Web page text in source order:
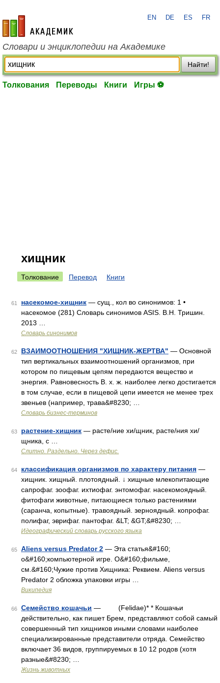
academic.ru
EN DE ES FR
Словари и энциклопедии на Академике
Найти!
Толкования Переводы Книги Игры ⚽
хищник
Толкование Перевод Книги
61 насекомое-хищник — сущ., кол во синонимов: 1 •
насекомое (281) Словарь синонимов ASIS. В.Н. Тришин.
2013 …
Словарь синонимов
62 ВЗАИМООТНОШЕНИЯ "ХИЩНИК-ЖЕРТВА" — Основной
тип вертикальных взаимоотношений организмов, при
котором по пищевым цепям передаются вещество и
энергия. Равновесность В. х. ж. наиболее легко достигается
в том случае, если в пищевой цепи имеется не менее трех
звеньев (например, трава&#8230; …
Словарь бизнес-терминов
63 растение-хищник — расте/ние хи/щник, расте/ния хи/
щника, с …
Слитно. Раздельно. Через дефис.
64 классификация организмов по характеру питания —
хищник. хищный. плотоядный. ↓ хищные млекопитающие
сапрофаг. зоофаг. ихтиофаг. энтомофаг. насекомоядный.
фитофаги животные, питающиеся только растениями
(саранча, копытные). травоядный. зерноядный. копрофаг.
полифаг, эврифаг. пантофаг. &LT; &GT;&#8230; …
Идеографический словарь русского языка
65 Aliens versus Predator 2 — Эта статья&#160;
о&#160;компьютерной игре. О&#160;фильме,
см.&#160;Чужие против Хищника: Реквием. Aliens versus
Predator 2 обложка упаковки игры …
Википедия
66 Семейство кошачьи — (Felidae)* * Кошачьи
действительно, как пишет Брем, представляют собой самый
совершенный тип хищников иными словами наиболее
специализированные представители отряда. Семейство
включает 36 видов, группируемых в 10 12 родов (хотя
разные&#8230; …
Жизнь животных